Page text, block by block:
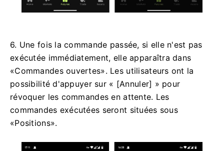
6. Une fois la commande passée, si elle n'est pas
exécutée immédiatement, elle apparaîtra dans
«Commandes ouvertes». Les utilisateurs ont la
possibilité d'appuyer sur « [Annuler] » pour
révoquer les commandes en attente. Les
commandes exécutées seront situées sous
«Positions».